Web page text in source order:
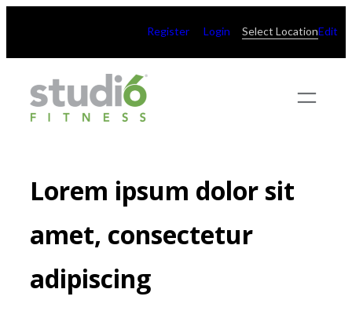
content
Register Login Select LocationEdit
Lorem ipsum dolor sit
amet, consectetur
adipiscing